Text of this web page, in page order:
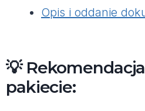
Opis i oddanie
💡
pakiecie: